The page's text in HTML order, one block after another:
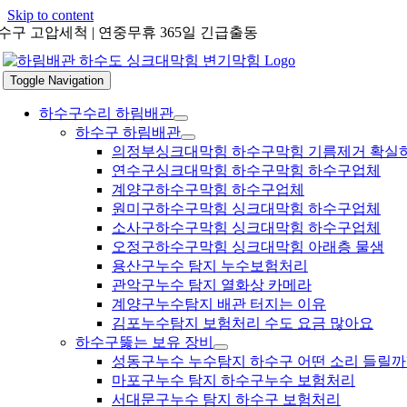
Skip to content
구 고압세척 | 연중무휴 365일 긴급출동
Toggle Navigation
하수구수리 하림배관
하수구 하림배관
의정부싱크대막힘 하수구막힘 기름제거 확실
연수구싱크대막힘 하수구막힘 하수구업체
계양구하수구막힘 하수구업체
원미구하수구막힘 싱크대막힘 하수구업체
소사구하수구막힘 싱크대막힘 하수구업체
오정구하수구막힘 싱크대막힘 아래층 물샘
용산구누수 탐지 누수보험처리
관악구누수 탐지 열화상 카메라
계양구누수탐지 배관 터지는 이유
김포누수탐지 보험처리 수도 요금 많아요
하수구뚫는 보유 장비
성동구누수 누수탐지 하수구 어떤 소리 들릴까
마포구누수 탐지 하수구누수 보험처리
서대문구누수 탐지 하수구 보험처리